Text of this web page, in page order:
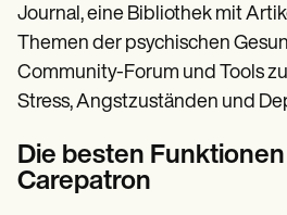
Journal, eine Bibliothek mit
Themen der psychischen
Community-Forum und Tools
Stress, Angstzuständen und
Die besten
Carepatron